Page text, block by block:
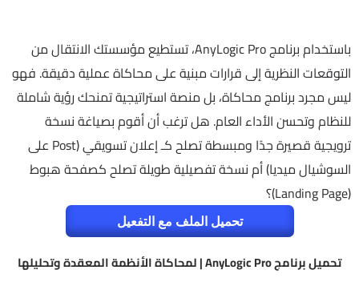
باستخدام برنامج AnyLogic Pro، تستطيع مؤسستك الانتقال من
التوقعات النظرية إلى قرارات مبنية على محاكاة عملية دقيقة. فهو
ليس مجرد برنامج محاكاة، بل منصة استراتيجية تمنحك رؤية شاملة
للنظام وتحسن الأداء العام. هل ترغب أن أقوم بصياغة نسخة
ترويجية قصيرة جدًا ومبسطة تصلح كـ إعلان تسويقي (Post على
السوشيال ميديا) أم نسخة تفصيلية طويلة تصلح كصفحة هبوط
(Landing Page)؟
تحميل الملف مع التفعيل
تحميل برنامج AnyLogic Pro | لمحاكاة الأنظمة المعقدة وتحليلها